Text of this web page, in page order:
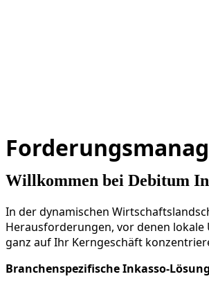
Willkommen bei Debitum
In der dynamischen
Herausforderungen, vor denen
ganz auf Ihr Kerngeschäft
Branchenspezifische Inkasso-